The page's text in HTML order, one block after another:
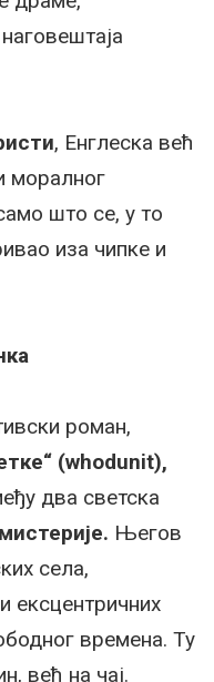
, Енглеска већ
моралног
што се, у то
иза чипке и
роман,
(whodunit),
два светска
Његов
села,
ексцентричних
времена. Ту
већ на чај.